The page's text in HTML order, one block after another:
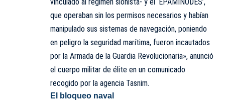
que operaban sin los permisos necesarios y habían
manipulado sus sistemas de navegación, poniendo
en peligro la seguridad marítima, fueron incautados
por la Armada de la Guardia Revolucionaria», anunció
el cuerpo militar de élite en un comunicado
recogido por la agencia Tasnim.
El bloqueo naval